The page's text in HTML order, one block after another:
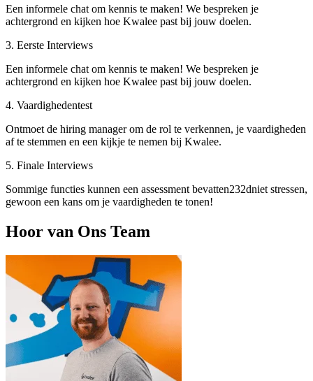
Een informele chat om kennis te maken! We bespreken je
achtergrond en kijken hoe Kwalee past bij jouw doelen.
3. Eerste Interviews
Een informele chat om kennis te maken! We bespreken je
achtergrond en kijken hoe Kwalee past bij jouw doelen.
4. Vaardighedentest
Ontmoet de hiring manager om de rol te verkennen, je vaardigheden
af te stemmen en een kijkje te nemen bij Kwalee.
5. Finale Interviews
Sommige functies kunnen een assessment bevatten232dniet stressen,
gewoon een kans om je vaardigheden te tonen!
Hoor van Ons Team